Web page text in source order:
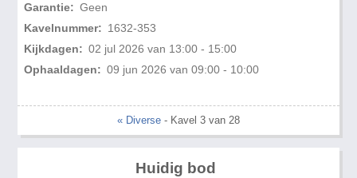
Garantie: Geen
Kavelnummer: 1632-353
Kijkdagen: 02 jul 2026 van 13:00 - 15:00
Ophaaldagen: 09 jun 2026 van 09:00 - 10:00
« Diverse - Kavel 3 van 28
Huidig bod